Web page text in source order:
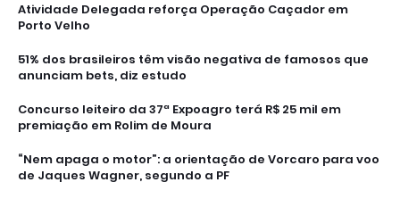
Atividade Delegada reforça Operação Caçador em
Porto Velho
51% dos brasileiros têm visão negativa de famosos que
anunciam bets, diz estudo
Concurso leiteiro da 37ª Expoagro terá R$ 25 mil em
premiação em Rolim de Moura
“Nem apaga o motor”: a orientação de Vorcaro para voo
de Jaques Wagner, segundo a PF